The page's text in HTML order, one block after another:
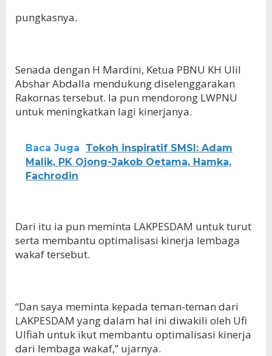
pungkasnya.
Senada dengan H Mardini, Ketua PBNU KH Ulil
Abshar Abdalla mendukung diselenggarakan
Rakornas tersebut. Ia pun mendorong LWPNU
untuk meningkatkan lagi kinerjanya.
Baca Juga
Tokoh inspiratif SMSI: Adam
Malik, PK Ojong-Jakob Oetama, Hamka,
Fachrodin
Dari itu ia pun meminta LAKPESDAM untuk turut
serta membantu optimalisasi kinerja lembaga
wakaf tersebut.
“Dan saya meminta kepada teman-teman dari
LAKPESDAM yang dalam hal ini diwakili oleh Ufi
Ulfiah untuk ikut membantu optimalisasi kinerja
dari lembaga wakaf,” ujarnya.